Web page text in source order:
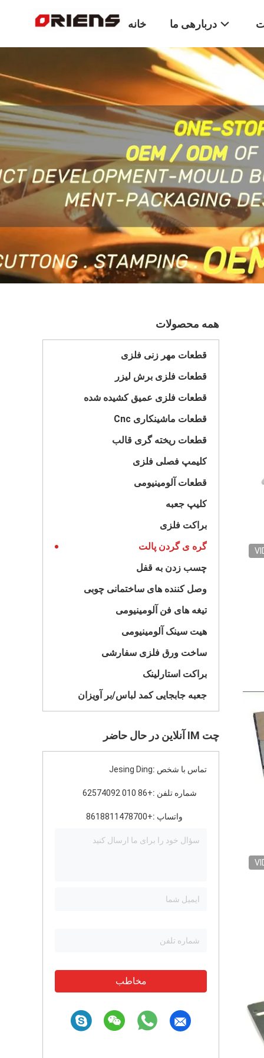
خانه دربارهی ما
همه محصولات
قطعات مهر زنی فلزی
قطعات فلزی برش لیزر
قطعات فلزی عمیق کشیده شده
قطعات ماشینکاری Cnc
قطعات ریخته گری قالب
کلیمپ فصلی فلزی
قطعات آلومینیومی
کلیپ جعبه
براکت فلزی
گره ی گردن پالت
چسب زدن به قفل
وصل کننده های ساختمانی چوبی
تیغه های فن آلومینیومی
هیت سینک آلومینیومی
ساخت ورق فلزی سفارشی
براکت استارلینک
جعبه جابجایی کمد لباس/بر آویزان
چت IM آنلاین در حال حاضر
تماس با شخص :Jesing Ding
شماره تلفن :+86 010 62574092
واتساپ :+8618811478700
مخاطب